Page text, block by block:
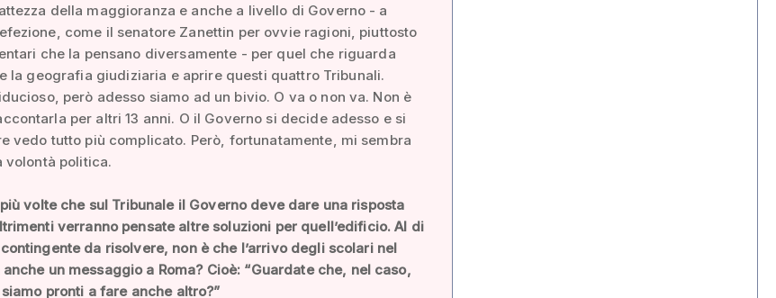
della maggioranza e anche a livello di Governo - a
come il senatore Zanettin per ovvie ragioni, piuttosto
che la pensano diversamente - per quel che riguarda
la geografia giudiziaria e aprire questi quattro Tribunali.
però adesso siamo ad un bivio. O va o non va. Non è
per altri 13 anni. O il Governo si decide adesso e si
vedo tutto più complicato. Però, fortunatamente, mi sembra
volontà politica.
volte che sul Tribunale il Governo deve dare una risposta
verranno pensate altre soluzioni per quell’edificio. Al di
da risolvere, non è che l’arrivo degli scolari nel
un messaggio a Roma? Cioè: “Guardate che, nel caso,
pronti a fare anche altro?”